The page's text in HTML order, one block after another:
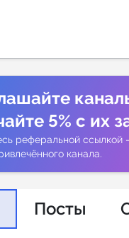
5% с их
реферальной ссылкой
канала.
Посты